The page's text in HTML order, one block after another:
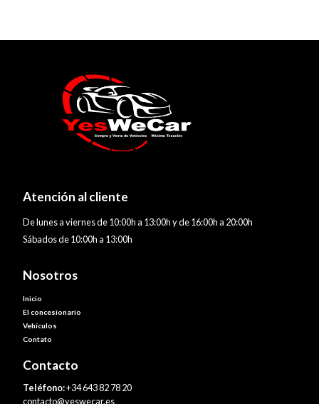
Atención al cliente
De lunes a viernes de 10:00h a 13:00h y de 16:00h a 20:00h
Sábados de 10:00h a 13:00h
Nosotros
Inicio
El concesionario
Vehículos
Contato
Contacto
Teléfono:+34 643 82 78 20
contacto@yeswecar.es